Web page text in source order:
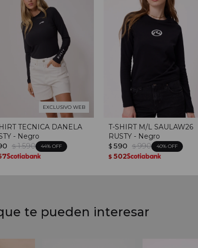
EXCLUSIVO WEB
TECNICA DANELA
- Negro
$ 1.590 44
T-SHIRT M/L SAULAW26
RUSTY - Negro
$ 590 $ 990 40
$ 502
te pueden interesar